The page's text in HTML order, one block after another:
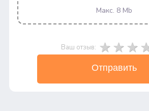
Макс. 8 Mb
Ваш отзыв:
Отправить